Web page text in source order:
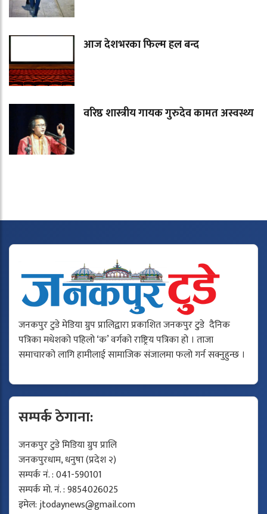
आज देशभरका फिल्म हल बन्द
वरिष्ठ शास्त्रीय गायक गुरुदेव कामत अस्वस्थ्य
जनकपुर टुडे मेडिया ग्रुप प्रालिद्वारा प्रकाशित जनकपुर टुडे दैनिक
पत्रिका मधेशको पहिलो ‘क’ वर्गको राष्ट्रिय पत्रिका हो । ताजा
समाचारको लागि हामीलाई सामाजिक संजालमा फलो गर्न सक्नुहुन्छ ।
सम्पर्क ठेगाना:
जनकपुर टुडे मिडिया ग्रुप प्रालि
जनकपुरधाम, धनुषा (प्रदेश २)
सम्पर्क नं. : 041-590101
सम्पर्क मो. नं. : 9854026025
इमेल:jtodaynews@gmail.com